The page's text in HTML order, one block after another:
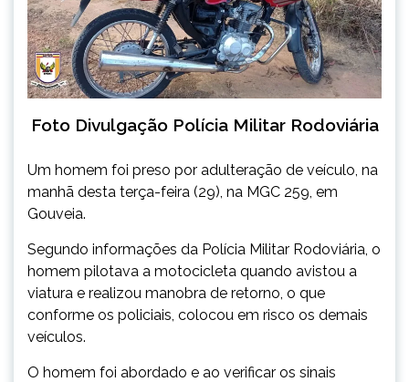
Foto Divulgação Polícia Militar Rodoviária
Um homem foi preso por adulteração de veículo, na
manhã desta terça-feira (29), na MGC 259, em
Gouveia.
Segundo informações da Polícia Militar Rodoviária, o
homem pilotava a motocicleta quando avistou a
viatura e realizou manobra de retorno, o que
conforme os policiais, colocou em risco os demais
veículos.
O homem foi abordado e ao verificar os sinais